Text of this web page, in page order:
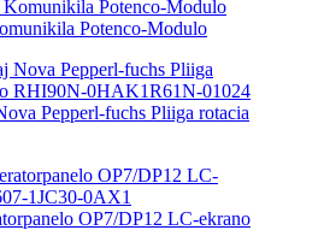
Potenco-Modulo
Pepperl-fuchs Pliiga rotacia
OP7/DP12 LC-ekrano